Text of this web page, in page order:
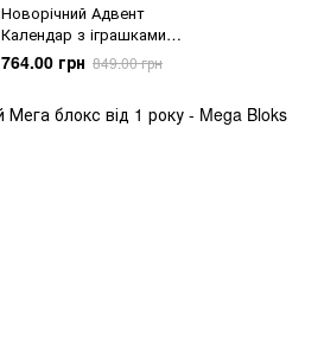
Новорічний Адвент
Календар з іграшками
Тачки мінігонщики
764.00 грн 849.00 грн